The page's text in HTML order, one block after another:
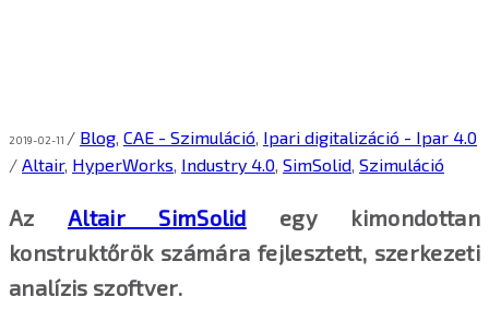
2019-02-11 / Blog, CAE - Szimuláció, Ipari digitalizáció - Ipar 4.0
/ Altair, HyperWorks, Industry 4.0, SimSolid, Szimuláció
Az Altair SimSolid egy kimondottan
konstruktőrök számára fejlesztett, szerkezeti
analízis szoftver.